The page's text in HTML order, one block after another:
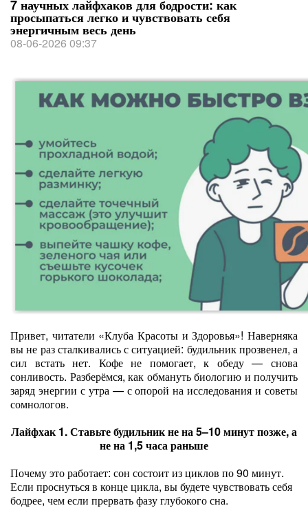
7 научных лайфхаков для бодрости: как
просыпаться легко и чувствовать себя
энергичным весь день
08-06-2026 09:37
Привет, читатели «Клуба Красоты и Здоровья»! Наверняка
вы не раз сталкивались с ситуацией: будильник прозвенел, а
сил встать нет. Кофе не помогает, к обеду — снова
сонливость. Разберёмся, как обмануть биологию и получить
заряд энергии с утра — с опорой на исследования и советы
сомнологов.
Лайфхак 1. Ставьте будильник не на 5–10 минут позже, а
не на 1,5 часа раньше
Почему это работает: сон состоит из циклов по 90 минут.
Если проснуться в конце цикла, вы будете чувствовать себя
бодрее, чем если прервать фазу глубокого сна.